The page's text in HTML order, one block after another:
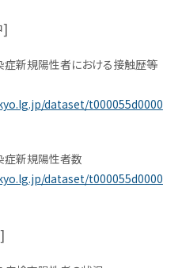
]
新規陽性者における接触歴等
dataset/t000055d0000
症新規陽性者数
dataset/t000055d0000